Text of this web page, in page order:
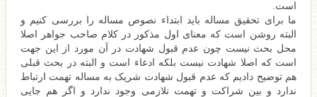
است.
ما برای تحقیق مساله باید ابتداء نصوص مساله را بررسی کنیم و
البته روشن است که معنای اول مذکور در کلام صاحب جواهر اصلا
محل بحث نیست چون عدم قبول شهادت در آن مورد از این جهت
است که اصلا شهادت نیست بلکه ادعاء است و البته در بحث قبلی
هم توضیح دادیم که عدم قبول شهادت شریک به مساله تهمت ارتباط
ندارد و بین شراکت و تهمت تلازمی وجود ندارد و اگر هم جایی